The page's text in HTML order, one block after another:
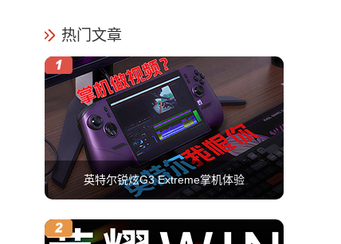
热门文章
英特尔锐炫G3 Extreme掌机体验